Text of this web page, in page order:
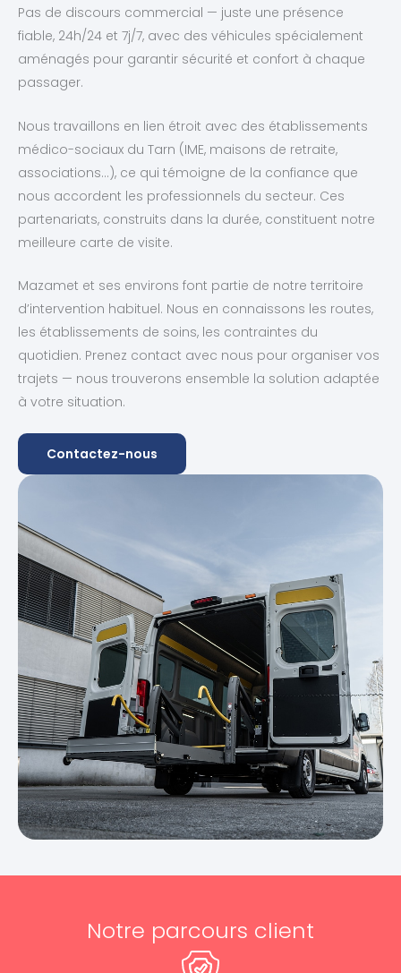
Pas de discours commercial — juste une présence
fiable, 24h/24 et 7j/7, avec des véhicules spécialement
aménagés pour garantir sécurité et confort à chaque
passager.
Nous travaillons en lien étroit avec des établissements
médico-sociaux du Tarn (IME, maisons de retraite,
associations…), ce qui témoigne de la confiance que
nous accordent les professionnels du secteur. Ces
partenariats, construits dans la durée, constituent notre
meilleure carte de visite.
Mazamet et ses environs font partie de notre territoire
d’intervention habituel. Nous en connaissons les routes,
les établissements de soins, les contraintes du
quotidien. Prenez contact avec nous pour organiser vos
trajets — nous trouverons ensemble la solution adaptée
à votre situation.
Contactez-nous
Notre parcours client